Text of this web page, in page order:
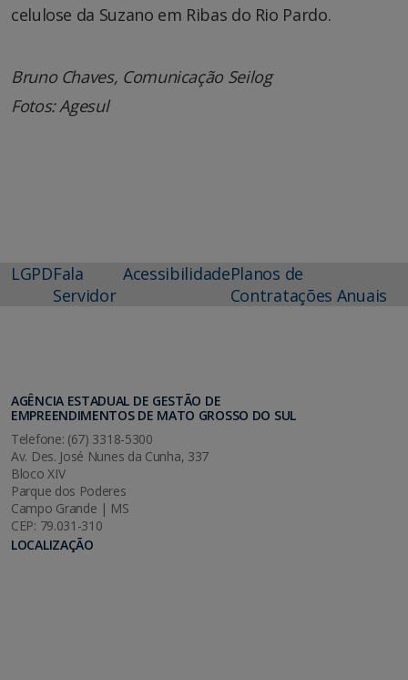
celulose da Suzano em Ribas do Rio Pardo.
Bruno Chaves, Comunicação Seilog
Fotos: Agesul
LGPDFala
Servidor
AcessibilidadePlanos de
Contratações Anuais
AGÊNCIA ESTADUAL DE GESTÃO DE
EMPREENDIMENTOS DE MATO GROSSO DO SUL
Telefone: (67) 3318-5300
Av. Des. José Nunes da Cunha, 337
Bloco XIV
Parque dos Poderes
Campo Grande | MS
CEP: 79.031-310
LOCALIZAÇÃO